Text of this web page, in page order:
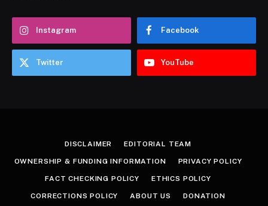
Instagram Facebook
Twitter YouTube
DISCLAIMER EDITORIAL TEAM
OWNERSHIP & FUNDING INFORMATION PRIVACY POLICY
FACT CHECKING POLICY ETHICS POLICY
CORRECTIONS POLICY ABOUT US DONATION